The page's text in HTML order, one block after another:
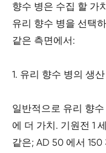
향수 병은 수집 할 가
유리 향수 병을 선택
같은 측면에서:
1. 유리 향수 병의 생
일반적으로 유리 향
에 더 가치. 기원전 1
같은; AD 50 에서